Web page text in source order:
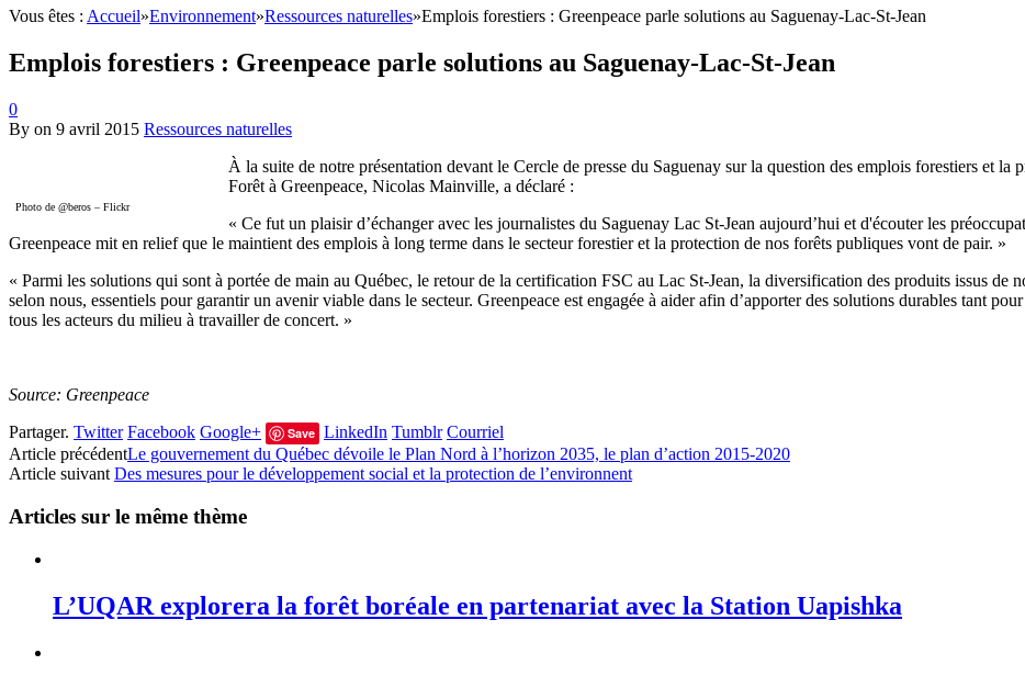
Vous êtes : Accueil»Environnement»Ressources naturelles»Emplois forestiers : Greenpeace parle solutions au Saguenay-Lac-St-Jean
Emplois forestiers : Greenpeace parle solutions au Saguenay-Lac-St-Jean
0
By on 9 avril 2015 Ressources naturelles
Photo de @beros – Flickr
À la suite de notre présentation devant le Cercle de presse du Saguenay sur la question des emplois forestiers et
Forêt à Greenpeace, Nicolas Mainville, a déclaré :
« Ce fut un plaisir d’échanger avec les journalistes du Saguenay Lac St-Jean aujourd’hui et d'écouter les
Greenpeace mit en relief que le maintient des emplois à long terme dans le secteur forestier et la protection de nos forêts publiques vont de pair. »
« Parmi les solutions qui sont à portée de main au Québec, le retour de la certification FSC au Lac St-Jean, la diversification des produits issus de
selon nous, essentiels pour garantir un avenir viable dans le secteur. Greenpeace est engagée à aider afin d’apporter des solutions durables tant
tous les acteurs du milieu à travailler de concert. »
Source: Greenpeace
Partager. Twitter Facebook Google+ Save LinkedIn Tumblr Courriel
Article précédentLe gouvernement du Québec dévoile le Plan Nord à l’horizon 2035, le plan d’action 2015-2020
Article suivant Des mesures pour le développement social et la protection de l’environnent
Articles sur le même thème
L’UQAR explorera la forêt boréale en partenariat avec la Station Uapishka